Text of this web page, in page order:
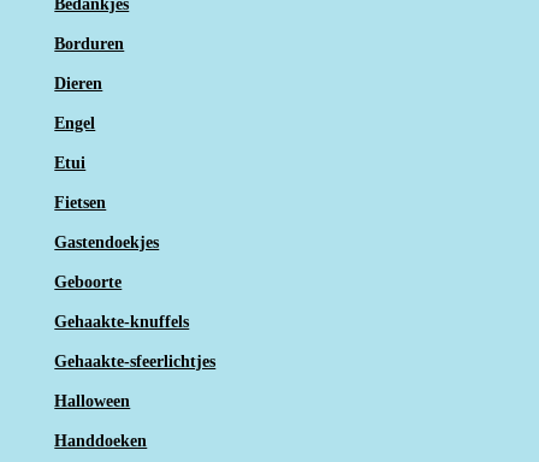
Bedankjes
Borduren
Dieren
Engel
Etui
Fietsen
Gastendoekjes
Geboorte
Gehaakte-knuffels
Gehaakte-sfeerlichtjes
Halloween
Handdoeken